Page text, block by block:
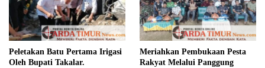
Peletakan Batu Pertama Irigasi
Oleh Bupati Takalar.
Meriahkan Pembukaan Pesta
Rakyat Melalui Panggung